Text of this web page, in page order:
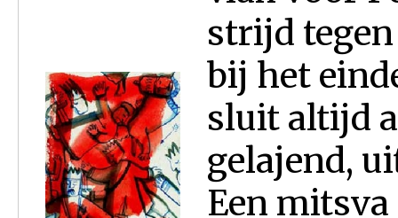
strijd
bij het
sluit altijd
gelajend,
Een